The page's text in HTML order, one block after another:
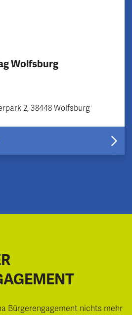
Wolfsburg
2, 38448 Wolfsburg
Bürgerengagement nichts mehr